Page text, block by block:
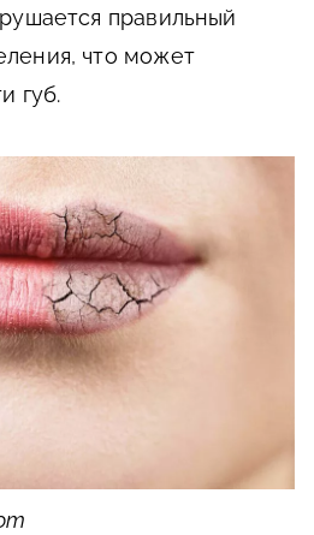
правильный
что может
губ.